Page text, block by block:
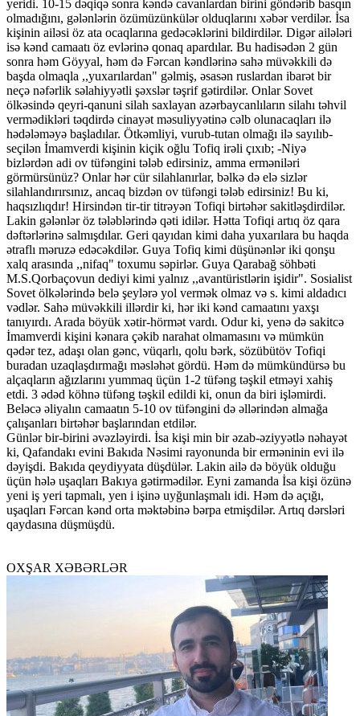
yeridi. 10-15 dəqiqə sonra kəndə cavanlardan birini göndərib basqın
olmadığını, gələnlərin özümüzünkülər olduqlarını xəbər verdilər. İsa
kişinin ailəsi öz ata ocaqlarına gedəcəklərini bildirdilər. Digər ailələri
isə kənd camaatı öz evlərinə qonaq apardılar. Bu hadisədən 2 gün
sonra həm Göyyal, həm də Fərcan kəndlərinə sahə müvəkkili də
başda olmaqla ,,yuxarılardan" gəlmiş, əsasən ruslardan ibarət bir
neçə nəfərlik səlahiyyətli şəxslər təşrif gətirdilər. Onlar Sovet
ölkəsində qeyri-qanuni silah saxlayan azərbaycanlıların silahı təhvil
vermədikləri təqdirdə cinayət məsuliyyətinə cəlb olunacaqları ilə
hədələməyə başladılar. Ötkəmliyi, vurub-tutan olmağı ilə sayılıb-
seçilən İmamverdi kişinin kiçik oğlu Tofiq irəli çıxıb; -Niyə
bizlərdən adi ov tüfəngini tələb edirsiniz, amma erməniləri
görmürsünüz? Onlar hər cür silahlanırlar, bəlkə də elə sizlər
silahlandırırsınız, ancaq bizdən ov tüfəngi tələb edirsiniz! Bu ki,
haqsızlıqdır! Hirsindən tir-tir titrəyən Tofiqi birtəhər sakitləşdirdilər.
Lakin gələnlər öz tələblərində qəti idilər. Hətta Tofiqi artıq öz qara
dəftərlərinə salmışdılar. Geri qayıdan kimi daha yuxarılara bu haqda
ətraflı məruzə edəcəkdilər. Guya Tofiq kimi düşünənlər iki qonşu
xalq arasında ,,nifaq" toxumu səpirlər. Guya Qarabağ söhbəti
M.S.Qorbaçovun dediyi kimi yalnız ,,avantüristlərin işidir". Sosialist
Sovet ölkələrində belə şeylərə yol vermək olmaz və s. kimi aldadıcı
vədlər. Sahə müvəkkili illərdir ki, hər iki kənd camaatını yaxşı
tanıyırdı. Arada böyük xətir-hörmət vardı. Odur ki, yenə də sakitcə
İmamverdi kişini kənara çəkib narahat olmamasını və mümkün
qədər tez, adaşı olan gənc, vüqarlı, qolu bərk, sözübütöv Tofiqi
buradan uzaqlaşdırmağı məsləhət gördü. Həm də mümkündürsə bu
alçaqların ağızlarını yummaq üçün 1-2 tüfəng təşkil etməyi xahiş
etdi. 3 ədəd köhnə tüfəng təşkil edildi ki, onun da biri işləmirdi.
Beləcə əliyalın camaatın 5-10 ov tüfəngini də əllərindən almağa
çalışanları birtəhər başlarından etdilər.
Günlər bir-birini əvəzləyirdi. İsa kişi min bir əzab-əziyyətlə nəhayət
ki, Qafandakı evini Bakıda Nəsimi rayonunda bir erməninin evi ilə
dəyişdi. Bakıda qeydiyyata düşdülər. Lakin ailə də böyük olduğu
üçün hələ uşaqları Bakıya gətirmədilər. Eyni zamanda İsa kişi özünə
yeni iş yeri tapmalı, yen i işinə uyğunlaşmalı idi. Həm də açığı,
uşaqları Fərcan kənd orta məktəbinə bərpa etmişdilər. Artıq dərsləri
qaydasına düşmüşdü.
OXŞAR XƏBƏRLƏR